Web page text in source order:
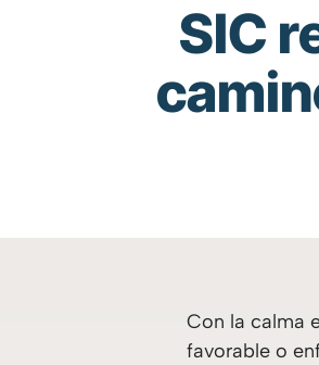
SIC
Con la calma
favorable o